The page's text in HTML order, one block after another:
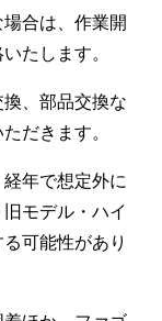
合は、作業開
たします。
、部品交換な
だきます。
年で想定外に
モデル・ハイ
可能性があり